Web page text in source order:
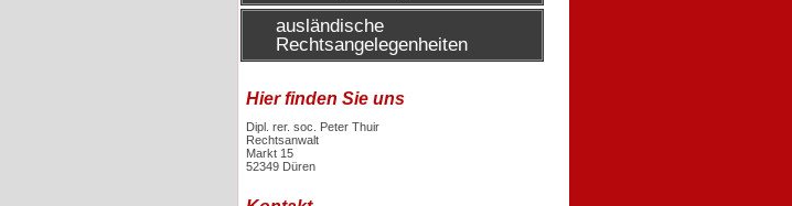
ausländische
Rechtsangelegenheiten
Hier finden Sie uns
Dipl. rer. soc. Peter Thuir
Rechtsanwalt
Markt 15
52349 Düren